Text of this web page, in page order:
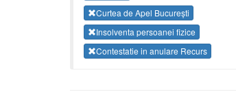
Curtea de Apel București
Insolventa persoanei fizice
Contestatie in anulare Recurs